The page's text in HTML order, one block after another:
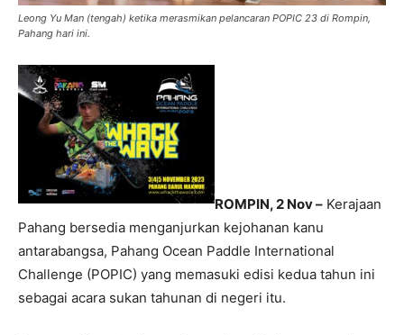
Leong Yu Man (tengah) ketika merasmikan pelancaran POPIC 23 di Rompin,
Pahang hari ini.
ROMPIN, 2 Nov – Kerajaan
Pahang bersedia menganjurkan kejohanan kanu
antarabangsa, Pahang Ocean Paddle International
Challenge (POPIC) yang memasuki edisi kedua tahun ini
sebagai acara sukan tahunan di negeri itu.